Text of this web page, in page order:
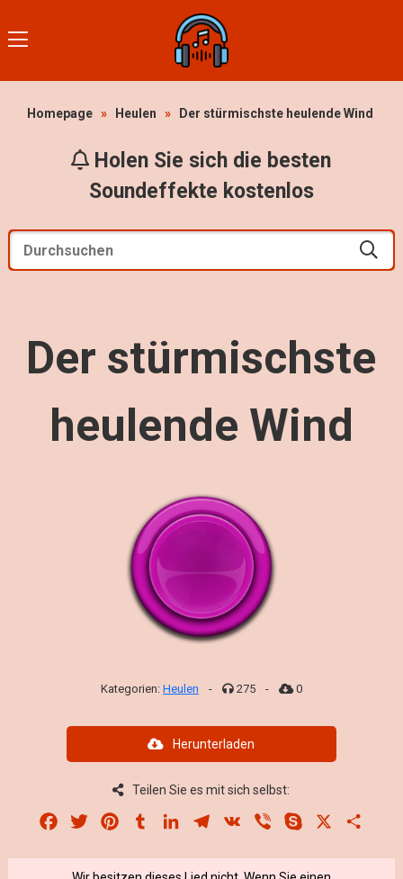
Homepage » Heulen » Der stürmischste heulende Wind
Holen Sie sich die besten
Soundeffekte kostenlos
Der stürmischste
heulende Wind
Kategorien: Heulen - 275 - 0
Herunterladen
Teilen Sie es mit sich selbst:
Facebook
Twitter PinterestTumblrLinkedInTelegram
VK Viber Skype